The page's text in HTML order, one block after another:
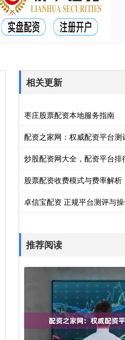
相关更新
枣庄股票配资本地服务指南
配资之家网：权威配资平台测
炒股配资网大全，配资平台排
股票配资收费模式与费率解析
卓信宝配资 正规平台测评与
推荐阅读